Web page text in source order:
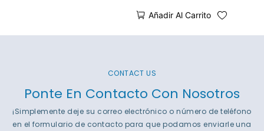
Añadir Al Carrito
CONTACT US
Ponte En Contacto Con Nosotros
¡Simplemente deje su correo electrónico o número de teléfono
en el formulario de contacto para que podamos enviarle una